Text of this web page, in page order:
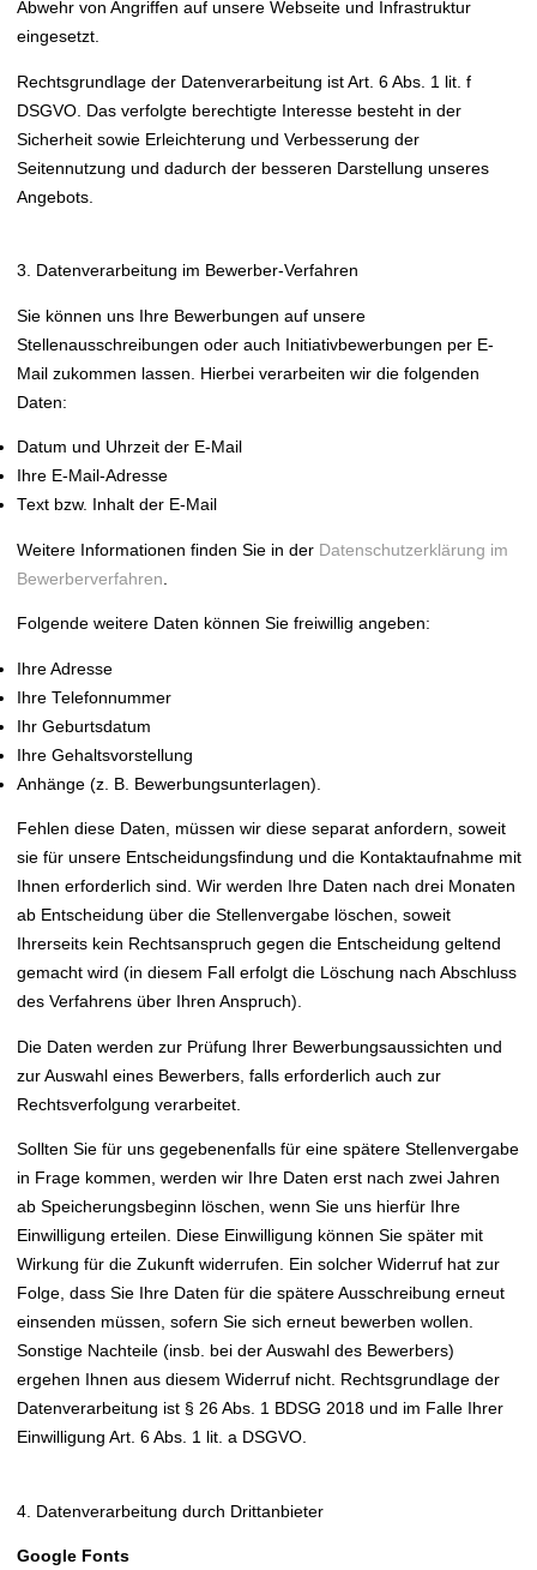
Abwehr von Angriffen auf unsere Webseite und Infrastruktur
eingesetzt.
Rechtsgrundlage der Datenverarbeitung ist Art. 6 Abs. 1 lit. f
DSGVO. Das verfolgte berechtigte Interesse besteht in der
Sicherheit sowie Erleichterung und Verbesserung der
Seitennutzung und dadurch der besseren Darstellung unseres
Angebots.
3. Datenverarbeitung im Bewerber-Verfahren
Sie können uns Ihre Bewerbungen auf unsere
Stellenausschreibungen oder auch Initiativbewerbungen per E-
Mail zukommen lassen. Hierbei verarbeiten wir die folgenden
Daten:
Datum und Uhrzeit der E-Mail
Ihre E-Mail-Adresse
Text bzw. Inhalt der E-Mail
Weitere Informationen finden Sie in der Datenschutzerklärung im
Bewerberverfahren
Folgende weitere Daten können Sie freiwillig angeben:
Ihre Adresse
Ihre Telefonnummer
Ihr Geburtsdatum
Ihre Gehaltsvorstellung
Anhänge (z. B. Bewerbungsunterlagen).
Fehlen diese Daten, müssen wir diese separat anfordern, soweit
sie für unsere Entscheidungsfindung und die Kontaktaufnahme mit
Ihnen erforderlich sind. Wir werden Ihre Daten nach drei Monaten
ab Entscheidung über die Stellenvergabe löschen, soweit
Ihrerseits kein Rechtsanspruch gegen die Entscheidung geltend
gemacht wird (in diesem Fall erfolgt die Löschung nach Abschluss
des Verfahrens über Ihren Anspruch).
Die Daten werden zur Prüfung Ihrer Bewerbungsaussichten und
zur Auswahl eines Bewerbers, falls erforderlich auch zur
Rechtsverfolgung verarbeitet.
Sollten Sie für uns gegebenenfalls für eine spätere Stellenvergabe
in Frage kommen, werden wir Ihre Daten erst nach zwei Jahren
ab Speicherungsbeginn löschen, wenn Sie uns hierfür Ihre
Einwilligung erteilen. Diese Einwilligung können Sie später mit
Wirkung für die Zukunft widerrufen. Ein solcher Widerruf hat zur
Folge, dass Sie Ihre Daten für die spätere Ausschreibung erneut
einsenden müssen, sofern Sie sich erneut bewerben wollen.
Sonstige Nachteile (insb. bei der Auswahl des Bewerbers)
ergehen Ihnen aus diesem Widerruf nicht. Rechtsgrundlage der
Datenverarbeitung ist § 26 Abs. 1 BDSG 2018 und im Falle Ihrer
Einwilligung Art. 6 Abs. 1 lit. a DSGVO.
4. Datenverarbeitung durch Drittanbieter
Google Fonts